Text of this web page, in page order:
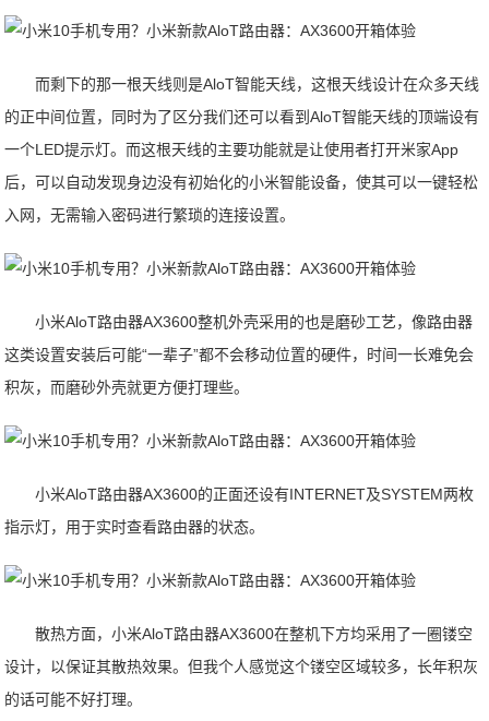
而剩下的那一根天线则是AloT智能天线，这根天线设计在众多天线
的正中间位置，同时为了区分我们还可以看到AloT智能天线的顶端设有
一个LED提示灯。而这根天线的主要功能就是让使用者打开米家App
后，可以自动发现身边没有初始化的小米智能设备，使其可以一键轻松
入网，无需输入密码进行繁琐的连接设置。
小米AloT路由器AX3600整机外壳采用的也是磨砂工艺，像路由器
这类设置安装后可能“一辈子”都不会移动位置的硬件，时间一长难免会
积灰，而磨砂外壳就更方便打理些。
小米AloT路由器AX3600的正面还设有INTERNET及SYSTEM两枚
指示灯，用于实时查看路由器的状态。
散热方面，小米AloT路由器AX3600在整机下方均采用了一圈镂空
设计，以保证其散热效果。但我个人感觉这个镂空区域较多，长年积灰
的话可能不好打理。